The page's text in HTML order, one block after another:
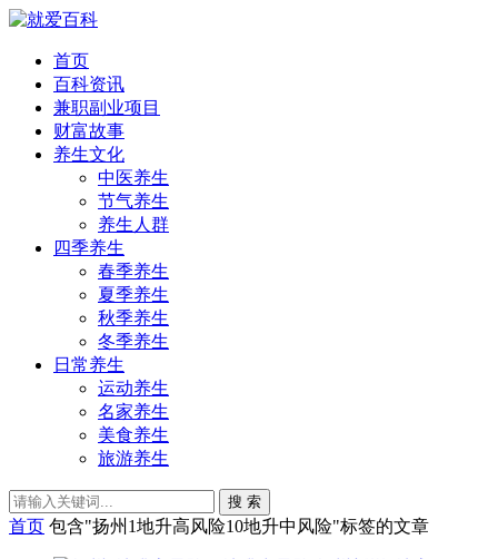
首页
百科资讯
兼职副业项目
财富故事
养生文化
中医养生
节气养生
养生人群
四季养生
春季养生
夏季养生
秋季养生
冬季养生
日常养生
运动养生
名家养生
美食养生
旅游养生
搜 索
首页 包含"扬州1地升高风险10地升中风险"标签的文章